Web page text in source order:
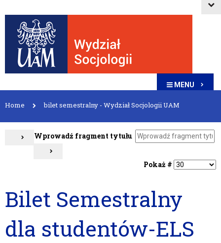
MENU
Home bilet semestralny - Wydział Socjologii UAM
Wprowadź fragment tytułu
Pokaż #
Bilet Semestralny
dla studentów-ELS